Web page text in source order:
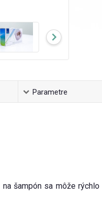
Parametre
šampón sa môže